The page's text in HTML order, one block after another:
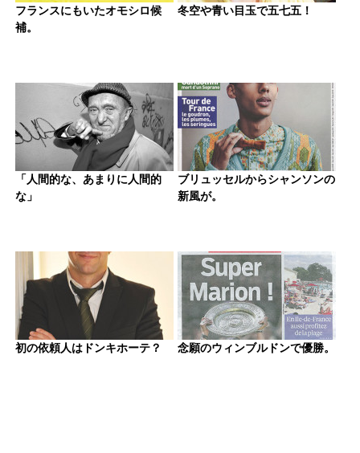
フランスにもいたオモシロ候
補。
冬空や青い目玉で五七五！
「人間的な、あまりに人間的
な」
ブリュッセルからシャンソンの
新風が。
初の依頼人はドンキホーテ？ 念願のウィンブルドンで優勝。